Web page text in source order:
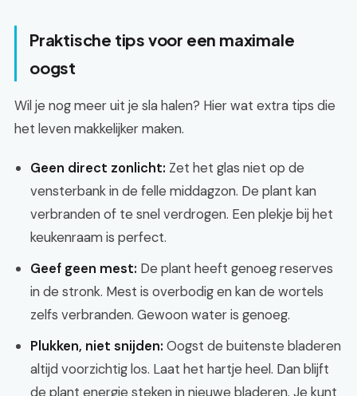
Praktische tips voor een maximale
oogst
Wil je nog meer uit je sla halen? Hier wat extra tips die
het leven makkelijker maken.
Geen direct zonlicht: Zet het glas niet op de
vensterbank in de felle middagzon. De plant kan
verbranden of te snel verdrogen. Een plekje bij het
keukenraam is perfect.
Geef geen mest: De plant heeft genoeg reserves
in de stronk. Mest is overbodig en kan de wortels
zelfs verbranden. Gewoon water is genoeg.
Plukken, niet snijden: Oogst de buitenste bladeren
altijd voorzichtig los. Laat het hartje heel. Dan blijft
de plant energie steken in nieuwe bladeren. Je kunt